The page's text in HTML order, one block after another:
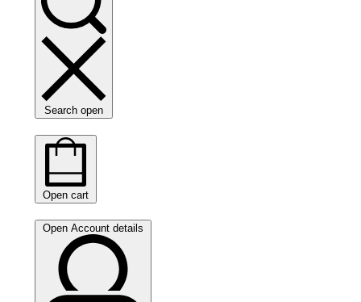
Search open
Open cart
Open Account details